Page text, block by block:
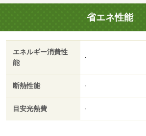
ン／照明付／全居室洋室／駐車２台可
イク置場／２面バルコニー／駅まで平
要／平坦地／２駅利用可／平面駐車場
／全居室６畳以上／プロパンガス／玄
不要／保証会社利用可／ＩＴ重説 対
ード決済可／通風良好／松前郵便局（
イムス 松前筒井店（ドラッグストア
ーソン（コンビニ）まで６０８ｍ／伊
行）まで６９７ｍ／くすりのレディ
省エネ性能
エネルギー消費性
能
-
断熱性能 -
目安光熱費 -